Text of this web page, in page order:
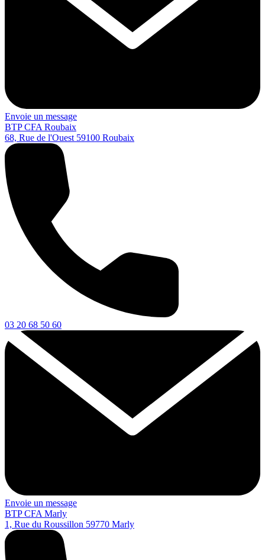
Envoie un message
BTP CFA Roubaix
68, Rue de l'Ouest 59100 Roubaix
03 20 68 50 60
Envoie un message
BTP CFA Marly
1, Rue du Roussillon 59770 Marly